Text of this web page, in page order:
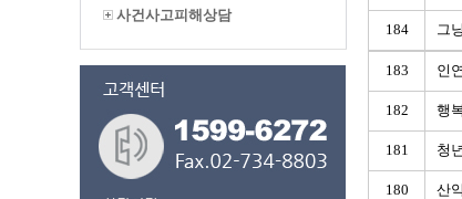
사건사고피해상담
184 그
183 인
182 행
181 청
180 산